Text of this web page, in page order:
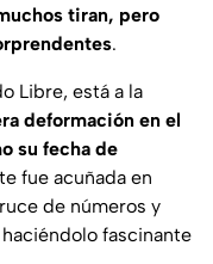
tiran, pero
.
Libre, está a la
deformación en el
su fecha de
fue acuñada en
de números y
fascinante